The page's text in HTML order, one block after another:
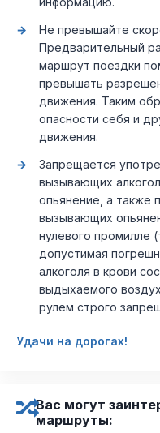
Не превышайте
Предварительный
маршрут поездки
превышать
движения. Таким
опасности себя и
движения.
Запрещается
вызывающих
опьянение, а также
вызывающих
нулевого промилле
допустимая
алкоголя в крови
выдыхаемого
рулем строго
Удачи на дорогах!
Вас могут
маршруты: